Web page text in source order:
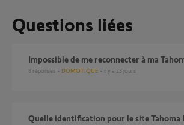
Questions liées
Impossible de me reconnecter à ma
8 réponses DOMOTIQUE il y a 23 jours
Quelle identification pour le site Tahoma